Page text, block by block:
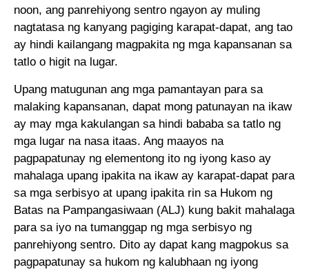
noon, ang panrehiyong sentro ngayon ay muling
nagtatasa ng kanyang pagiging karapat-dapat, ang tao
ay hindi kailangang magpakita ng mga kapansanan sa
tatlo o higit na lugar.
Upang matugunan ang mga pamantayan para sa
malaking kapansanan, dapat mong patunayan na ikaw
ay may mga kakulangan sa hindi bababa sa tatlo ng
mga lugar na nasa itaas. Ang maayos na
pagpapatunay ng elementong ito ng iyong kaso ay
mahalaga upang ipakita na ikaw ay karapat-dapat para
sa mga serbisyo at upang ipakita rin sa Hukom ng
Batas na Pampangasiwaan (ALJ) kung bakit mahalaga
para sa iyo na tumanggap ng mga serbisyo ng
panrehiyong sentro. Dito ay dapat kang magpokus sa
pagpapatunay sa hukom ng kalubhaan ng iyong